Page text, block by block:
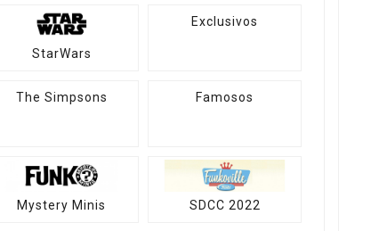
StarWars
Exclusivos
The Simpsons Famosos
Mystery Minis SDCC 2022